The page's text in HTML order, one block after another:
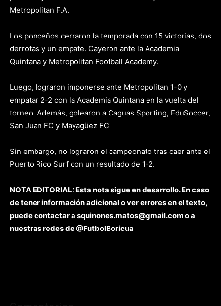
Metropolitan F.A.
Los ponceños cerraron la temporada con 15 victorias, dos
derrotas y un empate. Cayeron ante la Academia
Quintana y Metropolitan Football Academy.
Luego, lograron imponerse ante Metropolitan 1-0 y
empatar 2-2 con la Academia Quintana en la vuelta del
torneo. Además, golearon a Caguas Sporting, EduSoccer,
San Juan FC y Mayagüez FC.
Sin embargo, no lograron el campeonato tras caer ante el
Puerto Rico Surf con un resultado de 1-2.
NOTA EDITORIAL: Esta nota sigue en desarrollo. En caso
de tener información adicional o ver errores en el texto,
puede contactar a squinones.matos@gmail.com o a
nuestras redes de @FutbolBoricua